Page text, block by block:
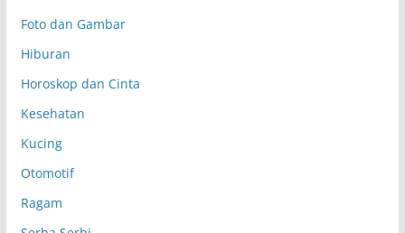
Foto dan Gambar
Hiburan
Horoskop dan Cinta
Kesehatan
Kucing
Otomotif
Ragam